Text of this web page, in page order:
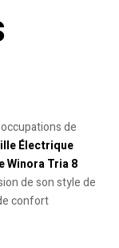
de
Électrique
Winora Tria 8
de son style de
confort